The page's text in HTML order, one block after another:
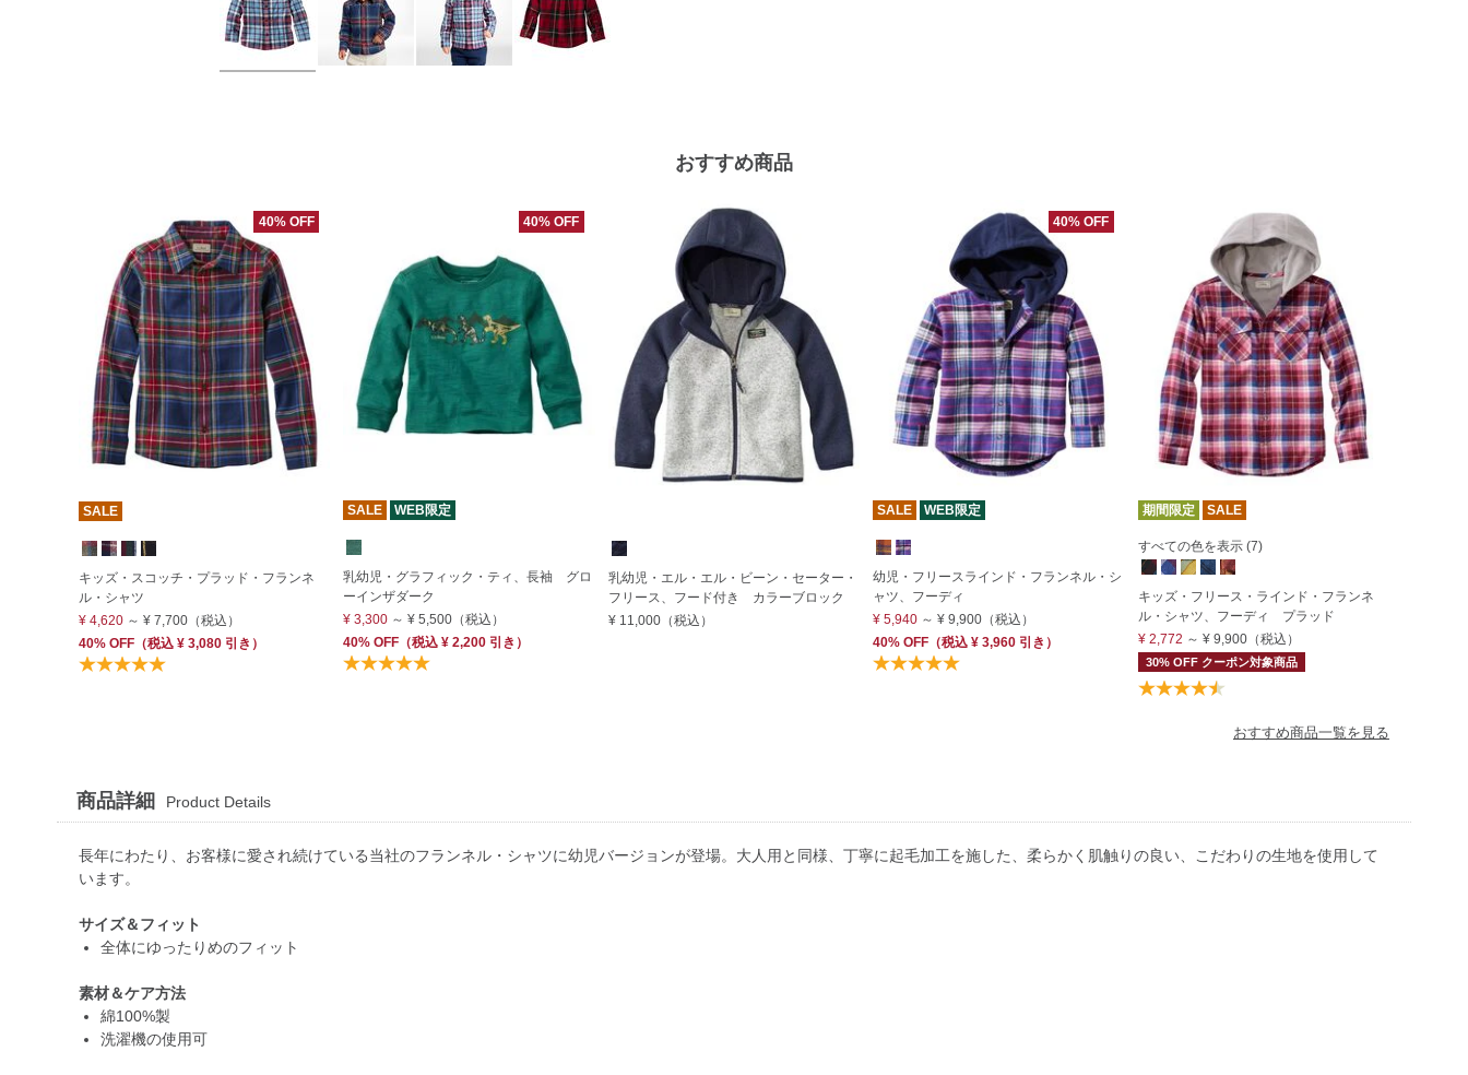
おすすめ商品
40% OFF
SALE
キッズ・スコッチ・プラッド・フランネ
ル・シャツ
¥ 4,620 ～ ¥ 7,700 （税込）
40% OFF （税込 ¥ 3,080 引き）
40% OFF
SALE WEB限定
乳幼児・グラフィック・ティ、長袖 グロ
ーインザダーク
¥ 3,300 ～¥ 5,500 （税込）
40% OFF （税込¥ 2,200 引き）
乳幼児・エル・エル・ビーン・セーター・
フリース、フード付き カラーブロック
¥ 11,000（税込）
40% OFF
SALE WEB限定
幼児・フリースラインド・フランネル・シ
ャツ、フーディ
¥ 5,940 ～¥ 9,900 （税込）
40% OFF （税込¥ 3,960 引き）
期間限定 SALE
すべての色を表示 (7)
キッズ・フリース・ラインド・フランネ
ル・シャツ、フーディ プラッド
¥ 2,772 ～ ¥ 9,900（税込）
30% OFF クーポン対象商品
おすすめ商品一覧を見る
商品詳細 Product Details
長年にわたり、お客様に愛され続けている当社のフランネル・シャツに幼児バージョンが登場。大人用と同様、丁寧に起毛加工を施した、柔らかく肌触りの良い、こだわりの生地を使用して
います。
サイズ＆フィット
全体にゆったりめのフィット
素材＆ケア方法
綿100%製
洗濯機の使用可